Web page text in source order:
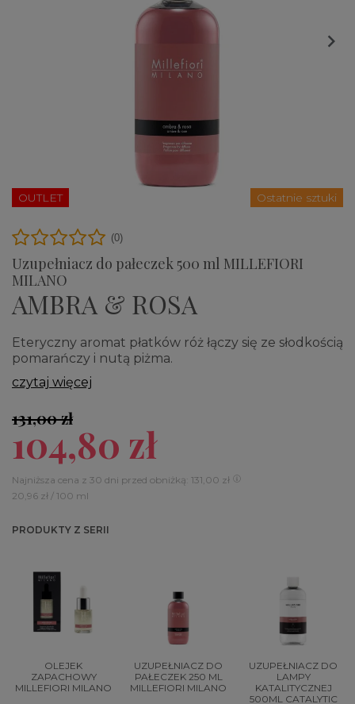

OUTLET Ostatnie sztuki
Uzupełniacz do pałeczek 500 ml MILLEFIORI
MILANO
AMBRA & ROSA
(0)
Eteryczny aromat płatków róż łączy się ze słodkością
pomarańczy i nutą piżma.
czytaj więcej
131,00 zł
104,80 zł
Najniższa cena z 30 dni przed obniżką: 131,00 zł
20,96 zł / 100 ml
PRODUKTY Z SERII
OLEJEK
ZAPACHOWY
MILLEFIORI MILANO
UZUPEŁNIACZ DO
PAŁECZEK 250 ML
MILLEFIORI MILANO
UZUPEŁNIACZ DO
LAMPY
KATALITYCZNEJ
500ML CATALYTIC